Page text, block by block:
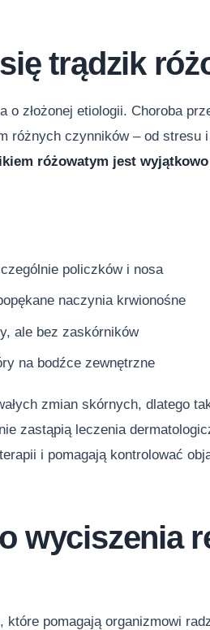
trądzik
o złożonej etiologii. Choroba
różnych czynników – od stresu
różowatym jest
policzków i nosa
naczynia krwionośne
ale bez zaskórników
na bodźce zewnętrzne
zmian skórnych, dlatego
zastąpią leczenia
i pomagają kontrolować
wyciszenia
pomagają organizmowi